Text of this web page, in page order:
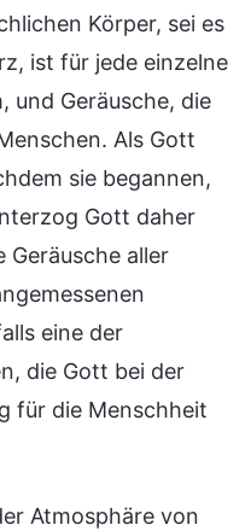
Körper, sei es
ist für jede einzelne
und Geräusche, die
Als Gott
sie begannen,
Gott daher
Geräusche aller
eine der
die Gott bei der
für die Menschheit
Atmosphäre von